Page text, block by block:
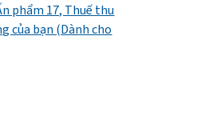
phẩm 17, Thuế thu
của bạn (Dành cho